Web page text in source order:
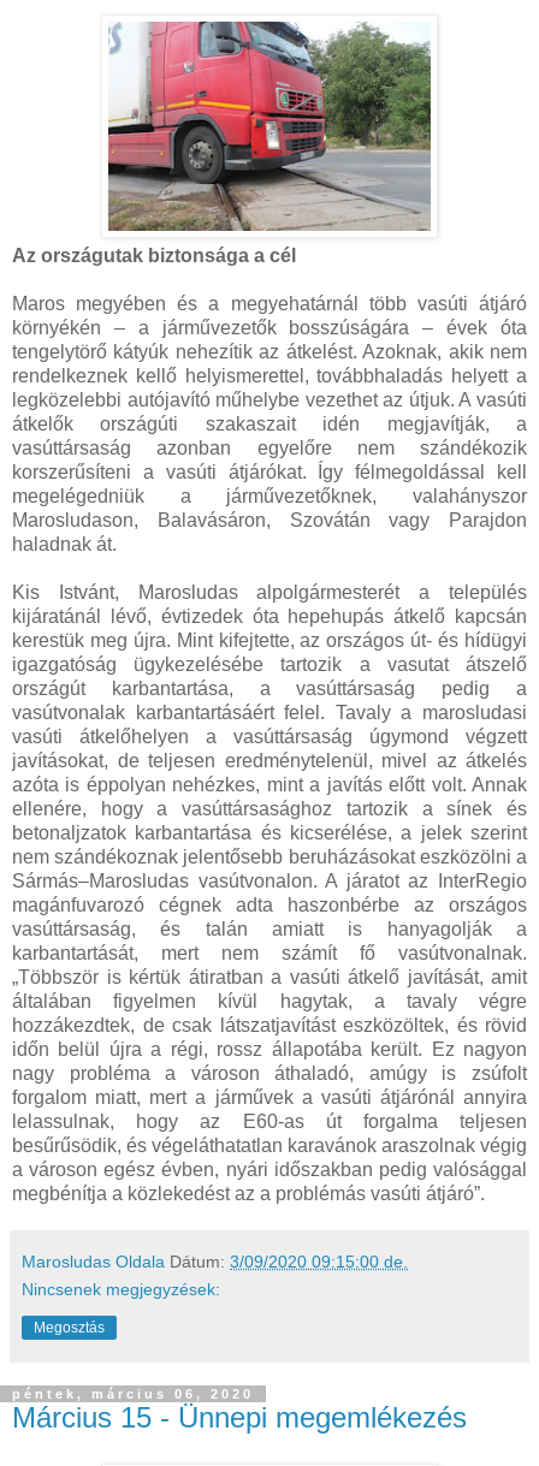
Az országutak biztonsága a cél
Maros megyében és a megyehatárnál több vasúti átjáró
környékén – a járművezetők bosszúságára – évek óta
tengelytörő kátyúk nehezítik az átkelést. Azoknak, akik nem
rendelkeznek kellő helyismerettel, továbbhaladás helyett a
legközelebbi autójavító műhelybe vezethet az útjuk. A vasúti
átkelők országúti szakaszait idén megjavítják, a
vasúttársaság azonban egyelőre nem szándékozik
korszerűsíteni a vasúti átjárókat. Így félmegoldással kell
megelégedniük a járművezetőknek, valahányszor
Marosludason, Balavásáron, Szovátán vagy Parajdon
haladnak át.
Kis Istvánt, Marosludas alpolgármesterét a település
kijáratánál lévő, évtizedek óta hepehupás átkelő kapcsán
kerestük meg újra. Mint kifejtette, az országos út- és hídügyi
igazgatóság ügykezelésébe tartozik a vasutat átszelő
országút karbantartása, a vasúttársaság pedig a
vasútvonalak karbantartásáért felel. Tavaly a marosludasi
vasúti átkelőhelyen a vasúttársaság úgymond végzett
javításokat, de teljesen eredménytelenül, mivel az átkelés
azóta is éppolyan nehézkes, mint a javítás előtt volt. Annak
ellenére, hogy a vasúttársasághoz tartozik a sínek és
betonaljzatok karbantartása és kicserélése, a jelek szerint
nem szándékoznak jelentősebb beruházásokat eszközölni a
Sármás–Marosludas vasútvonalon. A járatot az InterRegio
magánfuvarozó cégnek adta haszonbérbe az országos
vasúttársaság, és talán amiatt is hanyagolják a
karbantartását, mert nem számít fő vasútvonalnak.
„Többször is kértük átiratban a vasúti átkelő javítását, amit
általában figyelmen kívül hagytak, a tavaly végre
hozzákezdtek, de csak látszatjavítást eszközöltek, és rövid
időn belül újra a régi, rossz állapotába került. Ez nagyon
nagy probléma a városon áthaladó, amúgy is zsúfolt
forgalom miatt, mert a járművek a vasúti átjárónál annyira
lelassulnak, hogy az E60-as út forgalma teljesen
besűrűsödik, és végeláthatatlan karavánok araszolnak végig
a városon egész évben, nyári időszakban pedig valósággal
megbénítja a közlekedést az a problémás vasúti átjáró”.
Marosludas Oldala Dátum: 3/09/2020 09:15:00 de.
Nincsenek megjegyzések:
Megosztás
péntek, március 06, 2020
Március 15 - Ünnepi megemlékezés